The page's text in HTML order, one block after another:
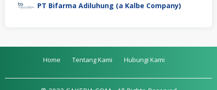
PT Bifarma Adiluhung (a Kalbe Company)
Home Tentang Kami Hubungi Kami